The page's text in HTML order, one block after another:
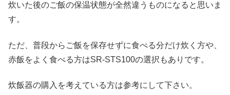
炊いた後のご飯の保温状態が全然違うものになると思いま
す。
ただ、普段からご飯を保存せずに食べる分だけ炊く方や、
赤飯をよく食べる方はSR-STS100の選択もありです。
炊飯器の購入を考えている方は参考にして下さい。